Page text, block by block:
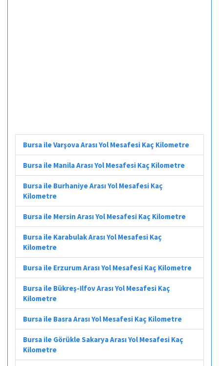
Bursa ile Varşova Arası Yol Mesafesi Kaç Kilometre
Bursa ile Manila Arası Yol Mesafesi Kaç Kilometre
Bursa ile Burhaniye Arası Yol Mesafesi Kaç
Kilometre
Bursa ile Mersin Arası Yol Mesafesi Kaç Kilometre
Bursa ile Karabulak Arası Yol Mesafesi Kaç
Kilometre
Bursa ile Erzurum Arası Yol Mesafesi Kaç Kilometre
Bursa ile Bükreş-Ilfov Arası Yol Mesafesi Kaç
Kilometre
Bursa ile Basra Arası Yol Mesafesi Kaç Kilometre
Bursa ile Görükle Sakarya Arası Yol Mesafesi Kaç
Kilometre